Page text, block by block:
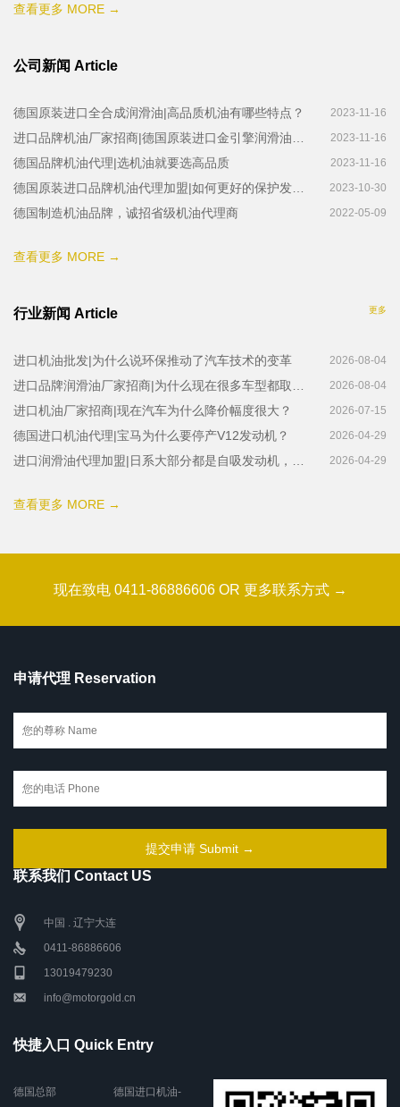
查看更多 MORE →
公司新闻 Article
德国原装进口全合成润滑油|高品质机油有哪些特点？ 2023-11-16
2023-11-16
德国品牌机油代理|选机油就要选高品质 2023-11-16
2023-10-30
德国制造机油品牌，诚招省级机油代理商 2022-05-09
查看更多 MORE →
行业新闻 Article 更多
进口机油批发|为什么说环保推动了汽车技术的变革 2026-08-04
2026-08-04
进口机油厂家招商|现在汽车为什么降价幅度很大？ 2026-07-15
德国进口机油代理|宝马为什么要停产V12发动机？ 2026-04-29
2026-04-29
查看更多 MORE →
现在致电 0411-86886606 OR 更多联系方式 →
申请代理 Reservation
联系我们 Contact US
中国 . 辽宁大连
0411-86886606
13019479230
info@motorgold.cn
快捷入口 Quick Entry
德国总部
德国进口机油-